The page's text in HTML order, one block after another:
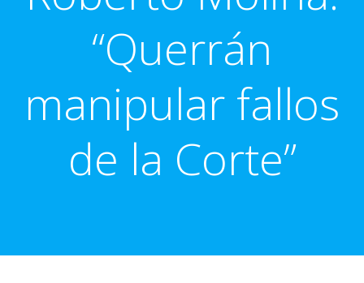
“Querrán
manipular fallos
de la Corte”